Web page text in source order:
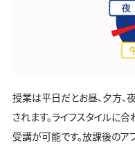
授業は平日だとお昼、夕方、
されます。ライフスタイルに
受講が可能です。放課後の